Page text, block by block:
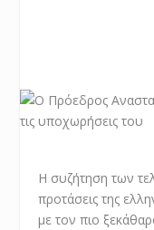
Η συζήτηση των
προτάσεις της
με τον πιο